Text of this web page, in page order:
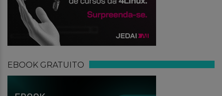
EBOOK GRATUITO